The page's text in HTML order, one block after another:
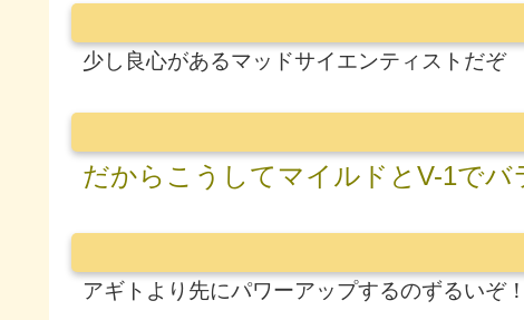
少し良心があるマッドサイエンティストだぞ
だからこうしてマイルドとV-1でバ
アギトより先にパワーアップするのずるいぞ